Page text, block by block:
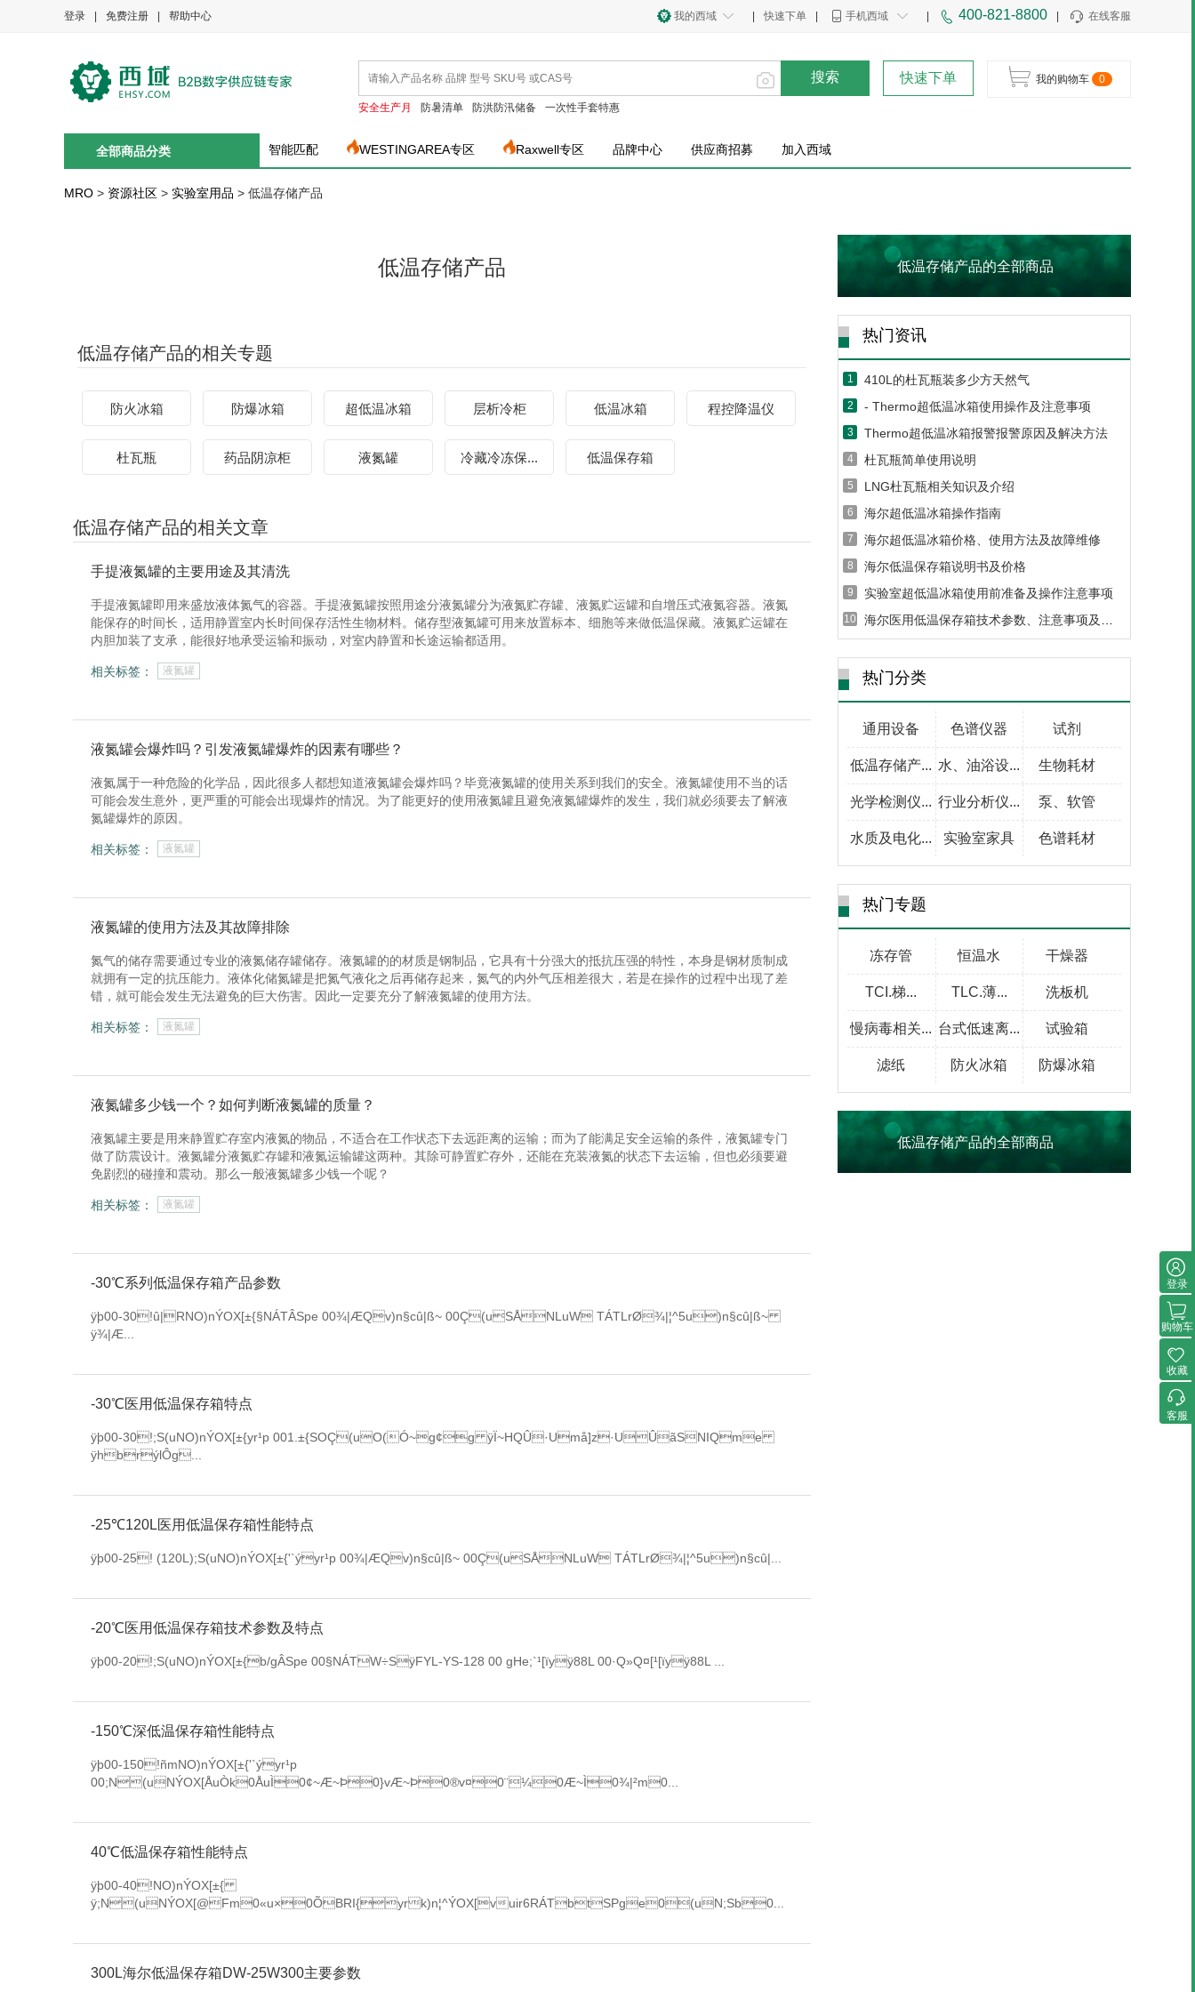
登录 免费注册 帮助中心 在线客服
400-821-8800
手机西域
快速下单
我的西域
搜索
安全生产月 防暑清单 防洪防汛储备 一次性手套特惠
快速下单 我的购物车 0
全部商品分类 智能匹配 WESTINGAREA专区 Raxwell专区 品牌中心 供应商招募 加入西域
MRO > 资源社区 > 实验室用品 > 低温存储产品
低温存储产品
低温存储产品的相关专题
防火冰箱 防爆冰箱 超低温冰箱 层析冷柜 低温冰箱 程控降温仪
杜瓦瓶 药品阴凉柜 液氮罐 冷藏冷冻保... 低温保存箱
低温存储产品的相关文章
手提液氮罐的主要用途及其清洗
手提液氮罐即用来盛放液体氮气的容器。手提液氮罐按照用途分液氮罐分为液氮贮存罐、液氮贮运罐和自增压式液氮容器。液氮
能保存的时间长，适用静置室内长时间保存活性生物材料。储存型液氮罐可用来放置标本、细胞等来做低温保藏。液氮贮运罐在
内胆加装了支承，能很好地承受运输和振动，对室内静置和长途运输都适用。
相关标签： 液氮罐
液氮罐会爆炸吗？引发液氮罐爆炸的因素有哪些？
液氮属于一种危险的化学品，因此很多人都想知道液氮罐会爆炸吗？毕竟液氮罐的使用关系到我们的安全。液氮罐使用不当的话
可能会发生意外，更严重的可能会出现爆炸的情况。为了能更好的使用液氮罐且避免液氮罐爆炸的发生，我们就必须要去了解液
氮罐爆炸的原因。
相关标签： 液氮罐
液氮罐的使用方法及其故障排除
氮气的储存需要通过专业的液氮储存罐储存。液氮罐的的材质是钢制品，它具有十分强大的抵抗压强的特性，本身是钢材质制成
就拥有一定的抗压能力。液体化储氮罐是把氮气液化之后再储存起来，氮气的内外气压相差很大，若是在操作的过程中出现了差
错，就可能会发生无法避免的巨大伤害。因此一定要充分了解液氮罐的使用方法。
相关标签： 液氮罐
液氮罐多少钱一个？如何判断液氮罐的质量？
液氮罐主要是用来静置贮存室内液氮的物品，不适合在工作状态下去远距离的运输；而为了能满足安全运输的条件，液氮罐专门
做了防震设计。液氮罐分液氮贮存罐和液氮运输罐这两种。其除可静置贮存外，还能在充装液氮的状态下去运输，但也必须要避
免剧烈的碰撞和震动。那么一般液氮罐多少钱一个呢？
相关标签： 液氮罐
-30℃系列低温保存箱产品参数
ÿþ00-30!û|RNO)nÝOX[±{§NÁTÂSpe 00¾|ÆQv)n§cû|ß~ 00Ç(uSÅNLuW TÁTLrØ¾|¦^5u)n§cû|ß~
ÿ¾|Æ...
-30℃医用低温保存箱特点
ÿþ00-30!;S(uNO)nÝOX[±{yr¹p 001.±{SOÇ(uO(Ó~g¢g ÿÏ~HQÛ·Umå]z·UÛãSNIQme
ÿhbrýlÔg...
-25℃120L医用低温保存箱性能特点
ÿþ00-25! (120L);S(uNO)nÝOX[±{'`ýyr¹p 00¾|ÆQv)n§cû|ß~ 00Ç(uSÅNLuW TÁTLrØ¾|¦^5u)n§cû|...
-20℃医用低温保存箱技术参数及特点
ÿþ00-20!;S(uNO)nÝOX[±{b/gÂSpe 00§NÁTW÷SÿFYL-YS-128 00 gHe;`¹[ïyÿ88L 00·Q»Q¤[¹[ïyÿ88L ...
-150℃深低温保存箱性能特点
ÿþ00-150!ñmNO)nÝOX[±{'`ýyr¹p
00;N(uNÝOX[ÅuÒk0ÅuÌ0¢~Æ~Þ0}vÆ~Þ0®v¤0¨¼0Æ~Ì0¾|²m0...
40℃低温保存箱性能特点
ÿþ00-40!NO)nÝOX[±{
ÿ;N(uNÝOX[@Fm0«u×0ÕBRI{yrk)n¦^ÝOX[vuir6RÁTbtSPge0(uN;Sb0...
300L海尔低温保存箱DW-25W300主要参数
低温存储产品的全部商品
热门资讯
1 410L的杜瓦瓶装多少方天然气
2 - Thermo超低温冰箱使用操作及注意事项
3 Thermo超低温冰箱报警报警原因及解决方法
4 杜瓦瓶简单使用说明
5 LNG杜瓦瓶相关知识及介绍
6 海尔超低温冰箱操作指南
7 海尔超低温冰箱价格、使用方法及故障维修
8 海尔低温保存箱说明书及价格
9 实验室超低温冰箱使用前准备及操作注意事项
10
热门分类
通用设备 色谱仪器 试剂
低温存储产... 水、油浴设... 生物耗材
光学检测仪... 行业分析仪... 泵、软管
水质及电化... 实验室家具 色谱耗材
热门专题
冻存管 恒温水 干燥器
TCI.梯... TLC.薄... 洗板机
慢病毒相关... 台式低速离... 试验箱
滤纸 防火冰箱 防爆冰箱
低温存储产品的全部商品
登录
购物车
收藏
客服